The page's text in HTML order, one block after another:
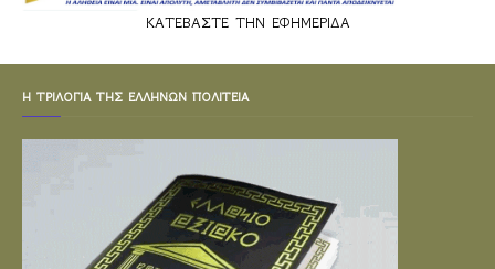
ΚΑΤΕΒΑΣΤΕ ΤΗΝ ΕΦΗΜΕΡΙΔΑ
Η ΤΡΙΛΟΓΙΑ ΤΗΣ ΕΛΛΗΝΩΝ ΠΟΛΙΤΕΙΑ